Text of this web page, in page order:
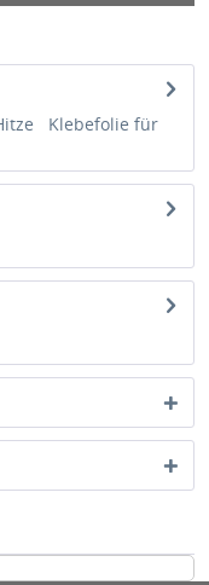
Klebefolie für